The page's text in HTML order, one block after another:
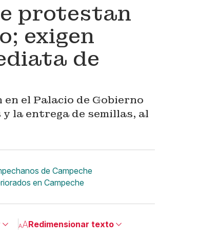
protestan
exigen
de
el Palacio de Gobierno
la entrega de semillas, al
de Campeche
en Campeche
Redimensionar texto